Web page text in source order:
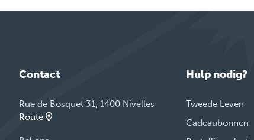
Contact
Rue de Bosquet 31, 1400 Nivelles
Route
Hulp nodig?
Tweede Leven
Cadeaubonnen